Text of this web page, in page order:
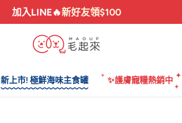
加入LINE🔥新好友領$100
新上市! 極鮮海味主食罐 ✨護膚寵糧熱銷中